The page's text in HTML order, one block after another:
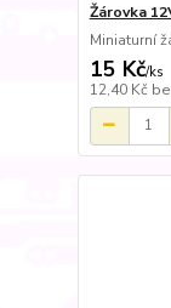
Žárovka
Miniaturní
15 Kč/ks
12,40 Kč